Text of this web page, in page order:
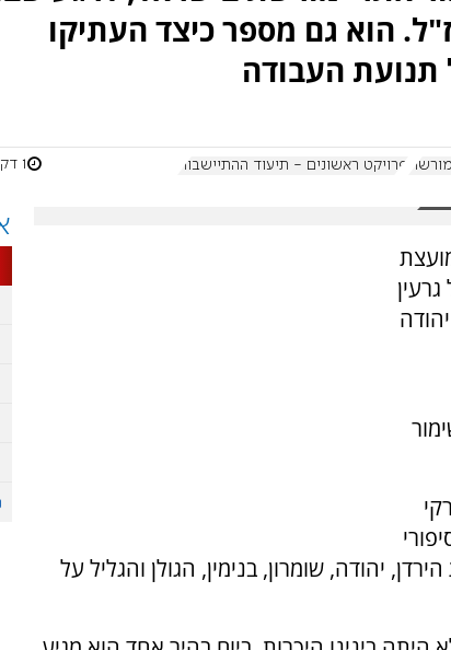
הוא גם מספר כיצד העתיקו
העבודה
פרויקט ראשונים - תיעוד ההתיישבות 1 דקות
יהודה, שומרון, בנימין, הגולן והגליל על